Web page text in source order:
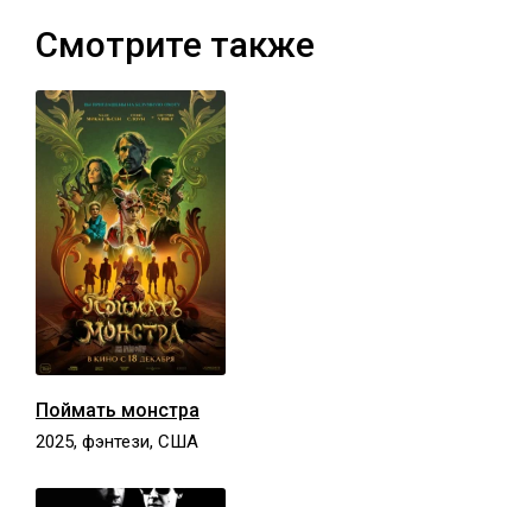
Смотрите также
Поймать монстра
2025, фэнтези, США